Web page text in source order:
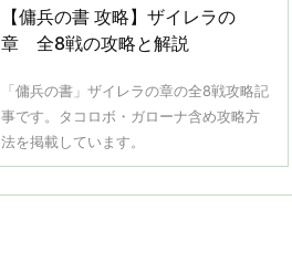
【傭兵の書 攻略】ザイレラの
章 全8戦の攻略と解説
「傭兵の書」ザイレラの章の全8戦攻略記
事です。タコロボ・ガローナ含め攻略方
法を掲載しています。